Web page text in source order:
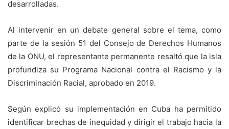
desarrolladas.
Al intervenir en un debate general sobre el tema, como
parte de la sesión 51 del Consejo de Derechos Humanos
de la ONU, el representante permanente resaltó que la isla
profundiza su Programa Nacional contra el Racismo y la
Discriminación Racial, aprobado en 2019.
Según explicó su implementación en Cuba ha permitido
identificar brechas de inequidad y dirigir el trabajo hacia la